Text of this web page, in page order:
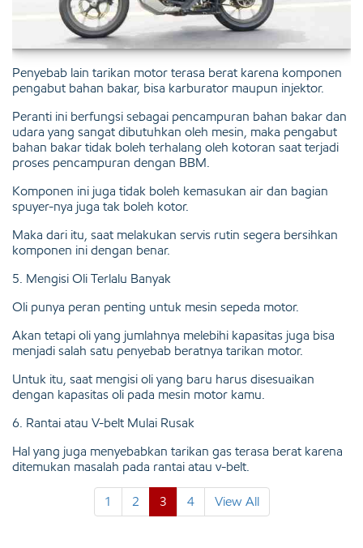
Penyebab lain tarikan motor terasa berat karena komponen
pengabut bahan bakar, bisa karburator maupun injektor.
Peranti ini berfungsi sebagai pencampuran bahan bakar dan
udara yang sangat dibutuhkan oleh mesin, maka pengabut
bahan bakar tidak boleh terhalang oleh kotoran saat terjadi
proses pencampuran dengan BBM.
Komponen ini juga tidak boleh kemasukan air dan bagian
spuyer-nya juga tak boleh kotor.
Maka dari itu, saat melakukan servis rutin segera bersihkan
komponen ini dengan benar.
5. Mengisi Oli Terlalu Banyak
Oli punya peran penting untuk mesin sepeda motor.
Akan tetapi oli yang jumlahnya melebihi kapasitas juga bisa
menjadi salah satu penyebab beratnya tarikan motor.
Untuk itu, saat mengisi oli yang baru harus disesuaikan
dengan kapasitas oli pada mesin motor kamu.
6. Rantai atau V-belt Mulai Rusak
Hal yang juga menyebabkan tarikan gas terasa berat karena
ditemukan masalah pada rantai atau v-belt.
1 2 3 4 View All